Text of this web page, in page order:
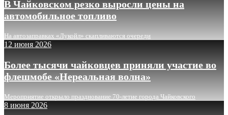
В Чайковском резко выросли цены на
автомобильное топливо
На автозаправках «Лукойл» скапливаются очереди
12 июня 2026
Более тысячи чайковцев приняли участие во
флешмобе «Нереальная волна»
Мероприятие открыло празднование 70-летие города Чайковского
8 июня 2026